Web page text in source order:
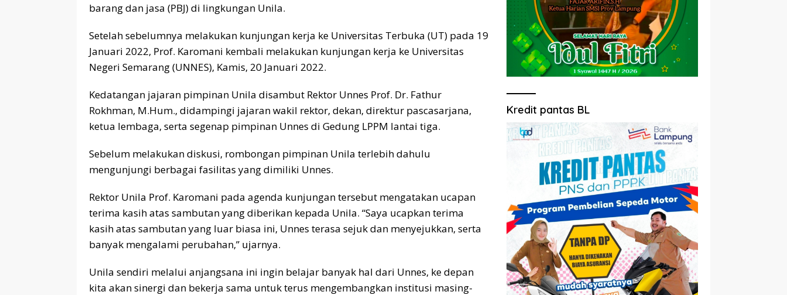
barang dan jasa (PBJ) di lingkungan Unila.
Setelah sebelumnya melakukan kunjungan kerja ke Universitas Terbuka (UT) pada 19
Januari 2022, Prof. Karomani kembali melakukan kunjungan kerja ke Universitas
Negeri Semarang (UNNES), Kamis, 20 Januari 2022.
Kedatangan jajaran pimpinan Unila disambut Rektor Unnes Prof. Dr. Fathur
Rokhman, M.Hum., didampingi jajaran wakil rektor, dekan, direktur pascasarjana,
ketua lembaga, serta segenap pimpinan Unnes di Gedung LPPM lantai tiga.
Sebelum melakukan diskusi, rombongan pimpinan Unila terlebih dahulu
mengunjungi berbagai fasilitas yang dimiliki Unnes.
Rektor Unila Prof. Karomani pada agenda kunjungan tersebut mengatakan ucapan
terima kasih atas sambutan yang diberikan kepada Unila. “Saya ucapkan terima
kasih atas sambutan yang luar biasa ini, Unnes terasa sejuk dan menyejukkan, serta
banyak mengalami perubahan,” ujarnya.
Unila sendiri melalui anjangsana ini ingin belajar banyak hal dari Unnes, ke depan
kita akan sinergi dan bekerja sama untuk terus mengembangkan institusi masing-
Kredit pantas BL